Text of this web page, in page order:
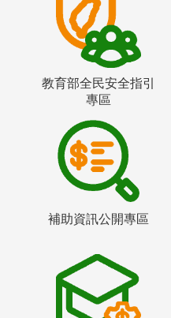
教育部全民安全指引
專區
補助資訊公開專區